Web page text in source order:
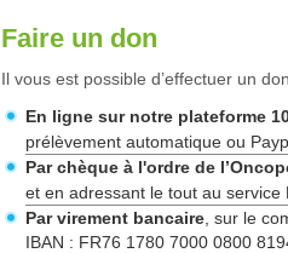
Faire un don
Il vous est possible d’effectuer un
En ligne sur notre plateforme
prélèvement automatique ou
Par chèque à l'ordre de
et en adressant le tout au service
Par virement bancaire, sur le
IBAN : FR76 1780 7000